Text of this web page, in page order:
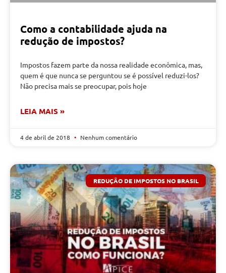
Como a contabilidade ajuda na
redução de impostos?
Impostos fazem parte da nossa realidade econômica, mas,
quem é que nunca se perguntou se é possível reduzi-los?
Não precisa mais se preocupar, pois hoje
LEIA MAIS »
4 de abril de 2018 Nenhum comentário
REDUÇÃO DE IMPOSTOS NO BRASIL